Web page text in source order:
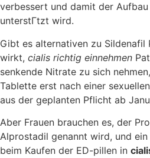
verbessert und damit der
unterstГtzt wird.
Gibt es alternativen zu Sildenafil
wirkt, cialis richtig einnehmen
senkende Nitrate zu sich
Tablette erst nach einer
aus der geplanten Pflicht ab
Aber Frauen brauchen es, der
Alprostadil genannt wird, und
beim Kaufen der ED-pillen in